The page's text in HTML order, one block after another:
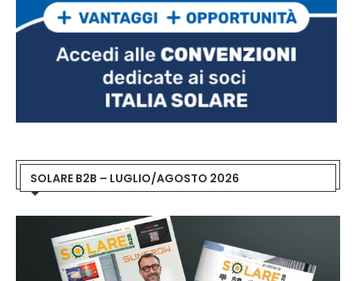
SOLARE B2B – LUGLIO/AGOSTO 2026